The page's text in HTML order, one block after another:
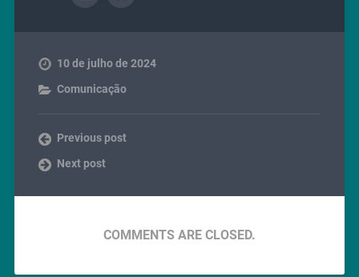
10 de julho de 2024
Comunicação
Previous post
Next post
COMMENTS ARE CLOSED.